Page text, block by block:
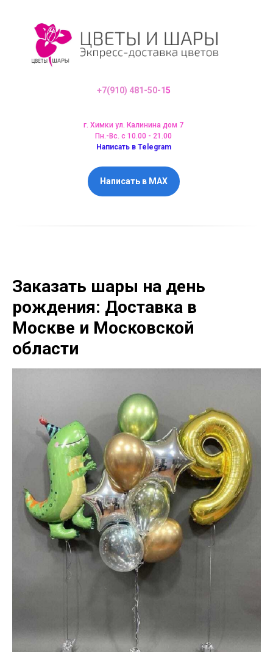
+7(910) 481-50-15
г. Химки ул. Калинина дом 7
Пн.-Вс. с 10.00 - 21.00
Написать в Telegram
Написать в MAX
Заказать шары на день
рождения: Доставка в
Москве и Московской
области